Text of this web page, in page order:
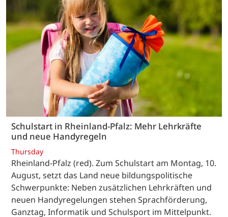
Schulstart in Rheinland-Pfalz: Mehr Lehrkräfte
und neue Handyregeln
Thursday
Rheinland-Pfalz (red). Zum Schulstart am Montag, 10.
August, setzt das Land neue bildungspolitische
Schwerpunkte: Neben zusätzlichen Lehrkräften und
neuen Handyregelungen stehen Sprachförderung,
Ganztag, Informatik und Schulsport im Mittelpunkt.